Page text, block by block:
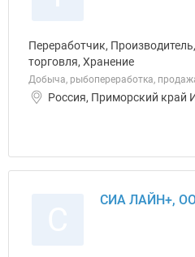
Переработчик,
торговля, Хранение
Добыча, рыбопереработка,
Россия, Приморский край
СИА ЛАЙН+,